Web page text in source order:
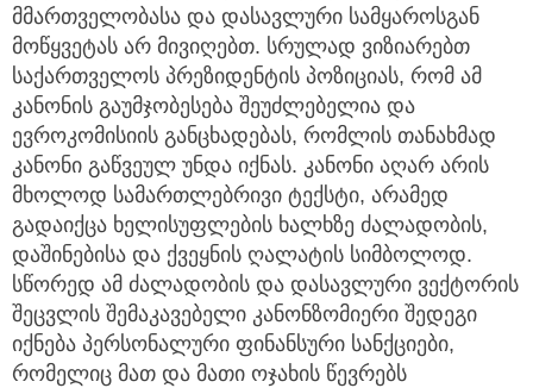
მმართველობასა და დასავლური სამყაროსგან
მოწყვეტას არ მივიღებთ. სრულად ვიზიარებთ
საქართველოს პრეზიდენტის პოზიციას, რომ ამ
კანონის გაუმჯობესება შეუძლებელია და
ევროკომისიის განცხადებას, რომლის თანახმად
კანონი გაწვეულ უნდა იქნას. კანონი აღარ არის
მხოლოდ სამართლებრივი ტექსტი, არამედ
გადაიქცა ხელისუფლების ხალხზე ძალადობის,
დაშინებისა და ქვეყნის ღალატის სიმბოლოდ.
სწორედ ამ ძალადობის და დასავლური ვექტორის
შეცვლის შემაკავებელი კანონზომიერი შედეგი
იქნება პერსონალური ფინანსური სანქციები,
რომელიც მათ და მათი ოჯახის წევრებს